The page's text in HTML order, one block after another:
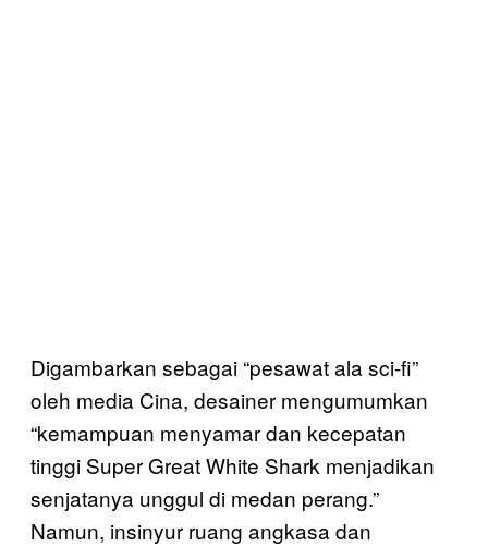
Digambarkan sebagai “pesawat ala sci-fi”
oleh media Cina, desainer mengumumkan
“kemampuan menyamar dan kecepatan
tinggi Super Great White Shark menjadikan
senjatanya unggul di medan perang.”
Namun, insinyur ruang angkasa dan